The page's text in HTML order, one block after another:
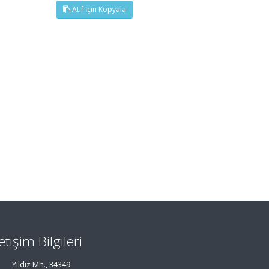
Atıf İçin Kopyala
Bilgileri
Yıldız Mh., 34349